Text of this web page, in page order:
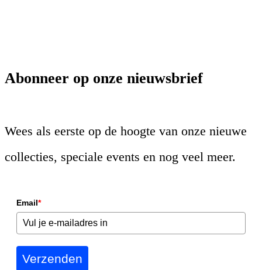
Abonneer op onze nieuwsbrief
Wees als eerste op de hoogte van onze nieuwe
collecties, speciale events en nog veel meer.
Email*
Verzenden